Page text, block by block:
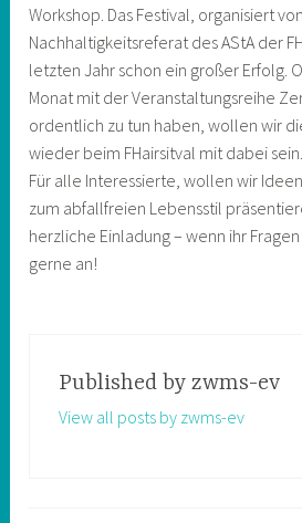
Workshop. Das Festival, organisiert
Nachhaltigkeitsreferat des AStA der
letzten Jahr schon ein großer Erfolg.
Monat mit der Veranstaltungsreihe
ordentlich zu tun haben, wollen wir
wieder beim FHairsitval mit dabei sein.
Für alle Interessierte, wollen wir
zum abfallfreien Lebensstil
herzliche Einladung – wenn ihr
gerne an!
Published by zwms-ev
View all posts by zwms-ev